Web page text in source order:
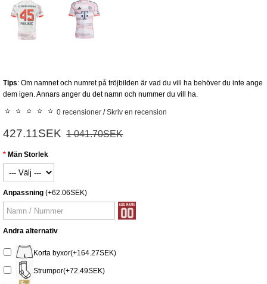
Tips: Om namnet och numret på tröjbilden är vad du vill ha behöver du inte ange
dem igen. Annars anger du det namn och nummer du vill ha.
0 recensioner /Skriv en recension
427.11SEK 1 041.70SEK
Män Storlek
Anpassning (+62.06SEK)
Andra alternativ
Korta byxor(+164.27SEK)
Strumpor(+72.49SEK)